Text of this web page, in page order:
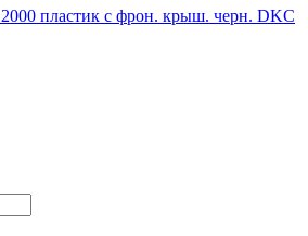
пластик с фрон. крыш. черн. DKC